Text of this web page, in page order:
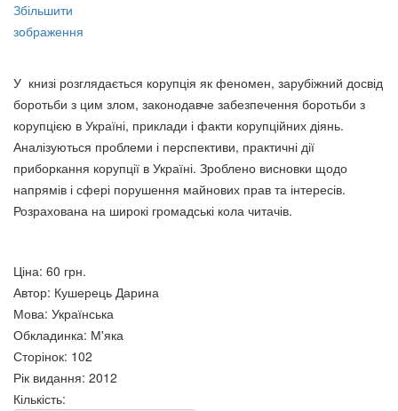
ОСОЛИВОСТІ УКРАЇНИ В
ДОБУ СУЧАСНИХ ВИКЛИКІВ
ТА ЗАГРОЗ
Економічні аспекти вищої
освіти.
60 грн.
Збільшити
зображення
У книзі розглядається корупція як феномен, зарубіжний досвід
боротьби з цим злом, законодавче забезпечення боротьби з
корупцією в Україні, приклади і факти корупційних діянь.
Аналізуються проблеми і перспективи, практичні дії
приборкання корупції в Україні. Зроблено висновки щодо
напрямів і сфері порушення майнових прав та інтересів.
Розрахована на широкі громадські кола читачів.
Ціна: 60 грн.
Автор: Кушерець Дарина
Мова: Українська
Обкладинка: М'яка
Сторінок: 102
Рік видання: 2012
Кількість: